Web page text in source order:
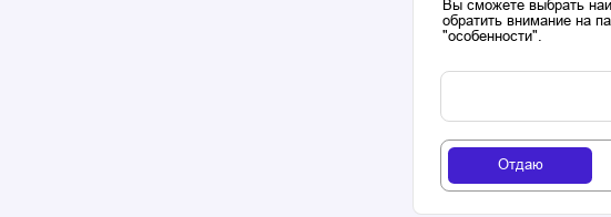
Вы сможете выбрать
обратить внимание на
"особенности".
Отдаю